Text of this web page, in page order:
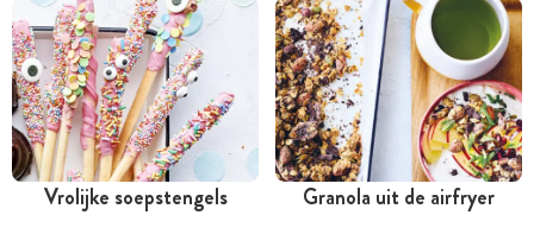
Vrolijke soepstengels Granola uit de airfryer